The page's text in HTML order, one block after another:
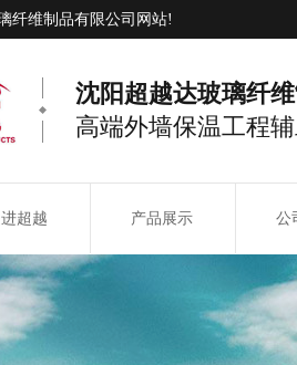
纤维制品有限公司网站!
沈阳超越达玻璃纤
高端外墙保温工程
超越 产品展示 公